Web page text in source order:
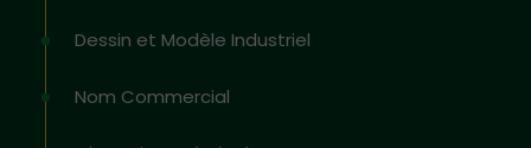
Dessin et Modèle Industriel
Nom Commercial